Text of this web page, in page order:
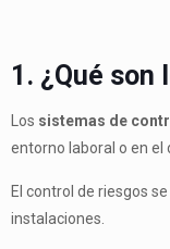
1. ¿Qué son
Los sistemas de
entorno laboral o en el
El control de riesgos
instalaciones.